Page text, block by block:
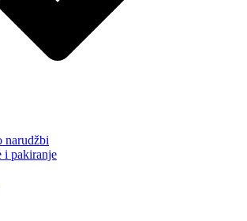
narudžbi
i pakiranje